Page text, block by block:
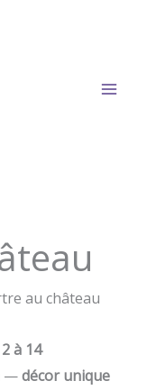
au château
à 14
—décor unique